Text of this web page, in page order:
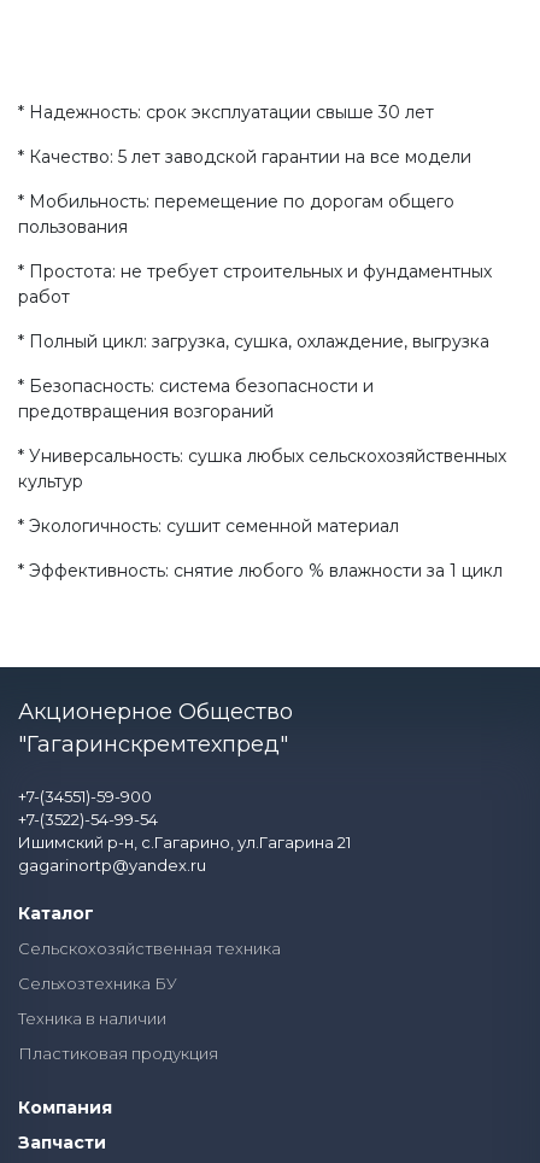
* Надежность: срок эксплуатации свыше 30 лет
* Качество: 5 лет заводской гарантии на все модели
* Мобильность: перемещение по дорогам общего
пользования
* Простота: не требует строительных и фундаментных
работ
* Полный цикл: загрузка, сушка, охлаждение, выгрузка
* Безопасность: система безопасности и
предотвращения возгораний
* Универсальность: сушка любых сельскохозяйственных
культур
* Экологичность: сушит семенной материал
* Эффективность: снятие любого % влажности за 1 цикл
Акционерное Общество
"Гагаринскремтехпред"
+7-(34551)-59-900
+7-(3522)-54-99-54
Ишимский р-н, с.Гагарино, ул.Гагарина 21
gagarinortp@yandex.ru
Каталог
Сельскохозяйственная техника
Сельхозтехника БУ
Техника в наличии
Пластиковая продукция
Компания
Запчасти